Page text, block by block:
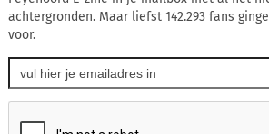
achtergronden. Maar liefst 142.293 fans
voor.